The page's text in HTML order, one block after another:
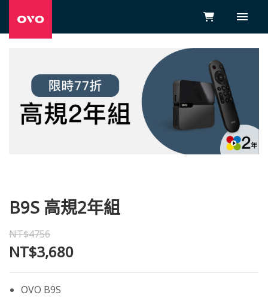
B9S 高規2年組
NT$4756
NT$3,680
OVO B9S